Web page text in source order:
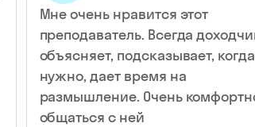
Мне очень нравится этот
преподаватель. Всегда
объясняет, подсказывает,
нужно, дает время на
размышление. Очень
общаться с ней